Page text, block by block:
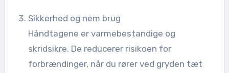
Sikkerhed og nem brug
Håndtagene er varmebestandige og
skridsikre. De reducerer risikoen for
forbrændinger, når du rører ved gryden tæt